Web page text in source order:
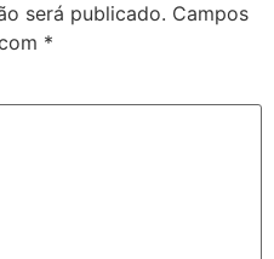
será publicado. Campos
*